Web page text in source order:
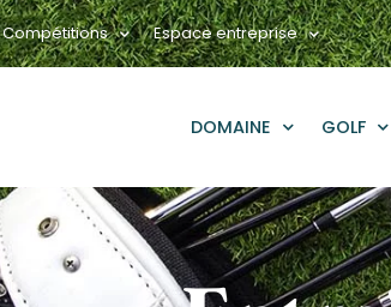
Compétitions Espace entreprise
DOMAINE GOLF